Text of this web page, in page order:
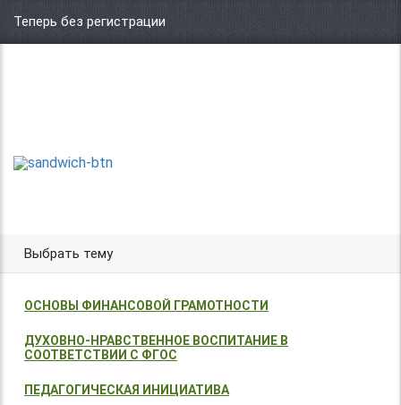
Теперь без регистрации
Выбрать тему
ОСНОВЫ ФИНАНСОВОЙ ГРАМОТНОСТИ
ДУХОВНО-НРАВСТВЕННОЕ ВОСПИТАНИЕ В
СООТВЕТСТВИИ С ФГОС
ПЕДАГОГИЧЕСКАЯ ИНИЦИАТИВА